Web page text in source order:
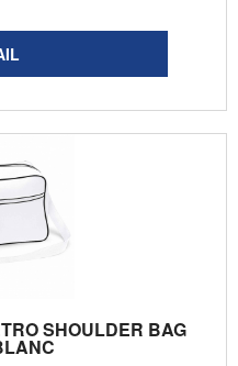
SHOULDER BAG